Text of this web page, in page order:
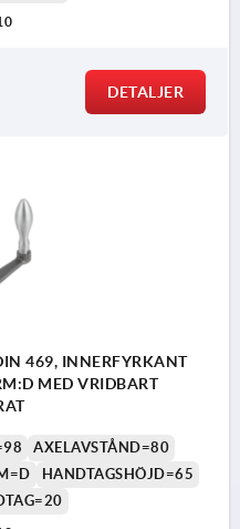
DETALJER
469, INNERFYRKANT
MED VRIDBART
AXELAVSTÅND=80
HANDTAGSHÖJD=65